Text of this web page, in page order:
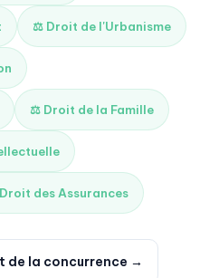
⚖️ Droit de l'Urbanisme
⚖️ Droit de la Famille
des Assurances
de la concurrence →